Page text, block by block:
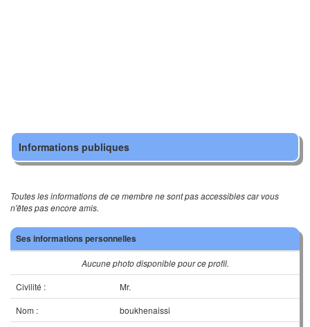
Informations publiques
Toutes les informations de ce membre ne sont pas accessibles car vous
n'êtes pas encore amis.
Ses informations personnelles
Aucune photo disponible pour ce profil.
Civilité :
Mr.
Nom :
boukhenaissi